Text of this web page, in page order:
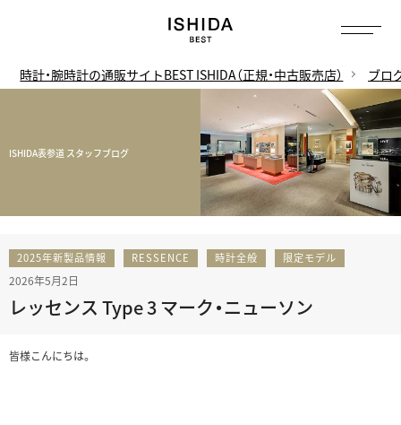
時計・腕時計の通販サイトBEST ISHIDA（正規・中古販売店） ブロ
ISHIDA表参道 スタッフブログ
2025年新製品情報 RESSENCE 時計全般 限定モデル
2026年5月2日
レッセンス Type 3 マーク・ニューソン
皆様こんにちは。